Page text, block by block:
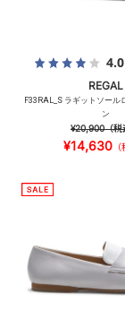
4.0
REGAL
F33RAL_S ラギットソール
ン
¥20,900（税
¥14,630（